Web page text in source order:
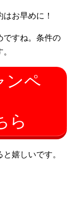
お早めに！
ですね。条件の
ンペ
ら
嬉しいです。